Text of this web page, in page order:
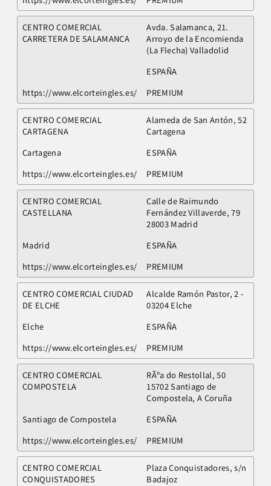
CENTRO COMERCIAL
CARRETERA DE SALAMANCA
Avda. Salamanca, 21.
Arroyo de la Encomienda
(La Flecha) Valladolid
ESPAÑA
https://www.elcorteingles.es/
PREMIUM
CENTRO COMERCIAL
CARTAGENA
Alameda de San Antón, 52
Cartagena
Cartagena
ESPAÑA
https://www.elcorteingles.es/
PREMIUM
CENTRO COMERCIAL
CASTELLANA
Calle de Raimundo
Fernández Villaverde, 79
28003 Madrid
Madrid
ESPAÑA
https://www.elcorteingles.es/
PREMIUM
CENTRO COMERCIAL CIUDAD
DE ELCHE
Alcalde Ramón Pastor, 2 -
03204 Elche
Elche
ESPAÑA
https://www.elcorteingles.es/
PREMIUM
CENTRO COMERCIAL
COMPOSTELA
RÃºa do Restollal, 50
15702 Santiago de
Compostela, A Coruña
Santiago de Compostela
ESPAÑA
https://www.elcorteingles.es/
PREMIUM
CENTRO COMERCIAL
CONQUISTADORES
Plaza Conquistadores, s/n
Badajoz